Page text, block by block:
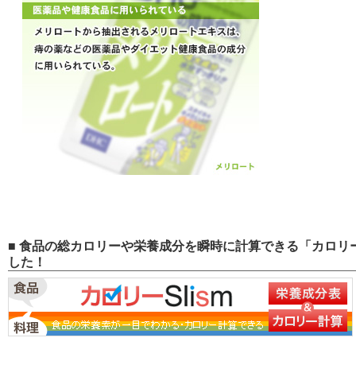
■ 食品の総カロリーや栄養成分を瞬時に計算できる「カロ
した！